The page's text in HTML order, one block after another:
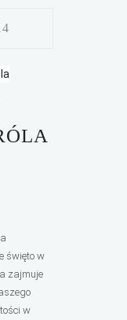
święto w
zajmuje
w